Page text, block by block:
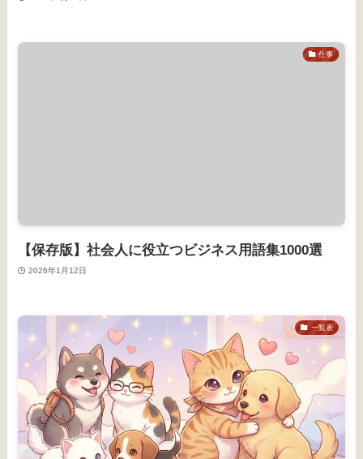
仕事
【保存版】社会人に役立つビジネス用語集1000選
2026年1月12日
一覧表